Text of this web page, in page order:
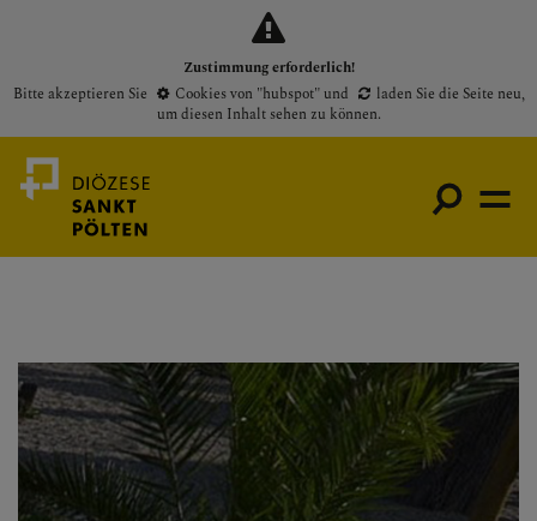
Zustimmung erforderlich!
Bitte akzeptieren Sie
Cookies von "hubspot"und laden Sie die Seite neu,
um diesen Inhalt sehen zu können.
Bischof
Gottesdienste
Pfarren
Presse